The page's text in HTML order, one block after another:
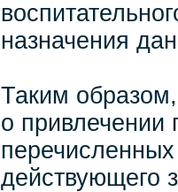
назначения
Таким
о привлечении
перечисленных
действующего